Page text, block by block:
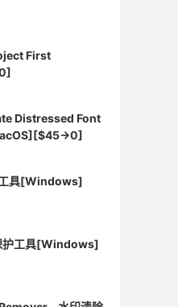
First
Distressed Font
具[Windows]
护工具[Windows]